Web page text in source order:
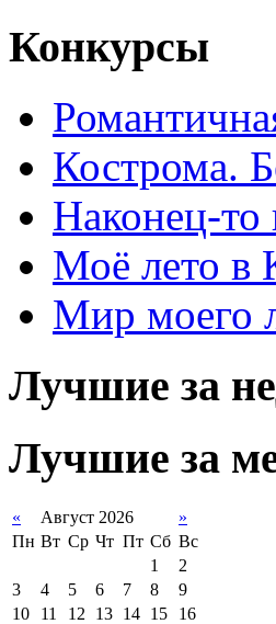
Конкурсы
Кострома.
Наконец-то
Моё лето в
Мир моего
Лучшие за
Лучшие за
« Август 2026
»
Пн Вт Ср Чт Пт Сб Вс
1
2
3
4 5 6 7 8
9
10
11 12 13 14 15
16